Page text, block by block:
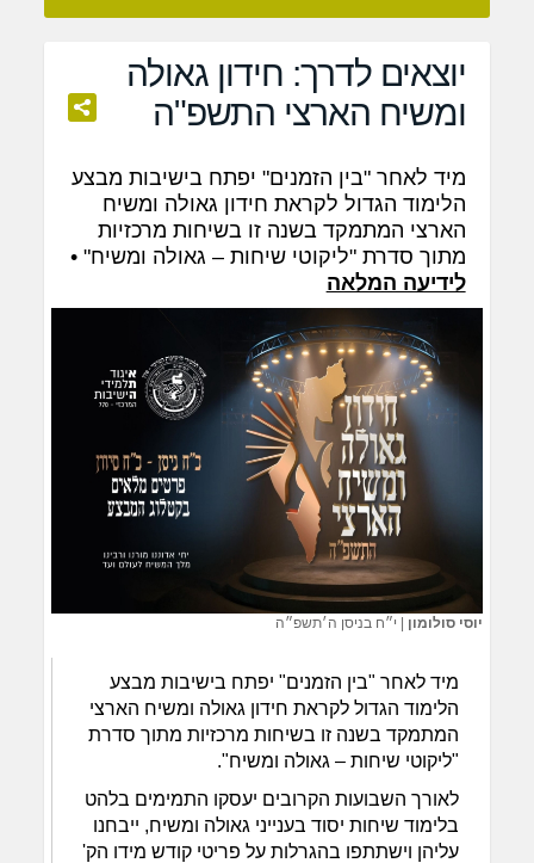
יוצאים לדרך: חידון גאולה
ומשיח הארצי התשפ"ה
מיד לאחר "בין הזמנים" יפתח בישיבות מבצע
הלימוד הגדול לקראת חידון גאולה ומשיח
הארצי המתמקד בשנה זו בשיחות מרכזיות
מתוך סדרת "ליקוטי שיחות – גאולה ומשיח" •
לידיעה המלאה
יוסי סולומון | י״ח בניסן ה׳תשפ״ה
מיד לאחר "בין הזמנים" יפתח בישיבות מבצע
הלימוד הגדול לקראת חידון גאולה ומשיח הארצי
המתמקד בשנה זו בשיחות מרכזיות מתוך סדרת
"ליקוטי שיחות – גאולה ומשיח".
לאורך השבועות הקרובים יעסקו התמימים בלהט
בלימוד שיחות יסוד בענייני גאולה ומשיח, ייבחנו
עליהן וישתתפו בהגרלות על פריטי קודש מידו הק'